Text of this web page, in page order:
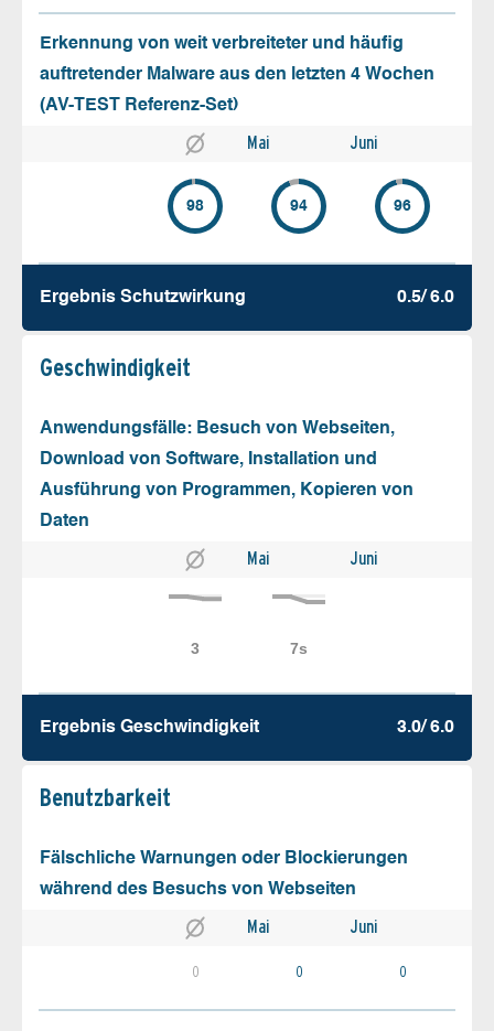
Erkennung von weit verbreiteter und häufig
auftretender Malware aus den letzten 4 Wochen
(AV-TEST Referenz-Set)
Mai Juni
98 94 96
Ergebnis Schutz­wirkung 0.5/ 6.0
Geschw­indigkeit
Anwendungsfälle: Besuch von Webseiten,
Download von Software, Installation und
Ausführung von Programmen, Kopieren von
Daten
Mai Juni
Ergebnis Geschw­indigkeit 3.0/ 6.0
Benutz­barkeit
Fälschliche Warnungen oder Blockierungen
während des Besuchs von Webseiten
Mai Juni
0 0 0